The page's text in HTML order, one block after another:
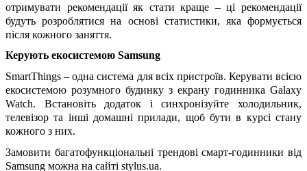
отримувати рекомендації як стати краще – ці рекомендації
будуть розроблятися на основі статистики, яка формується
після кожного заняття.
Керують екосистемою Samsung
SmartThings – одна система для всіх пристроїв. Керувати всією
екосистемою розумного будинку з екрану годинника Galaxy
Watch. Встановіть додаток і синхронізуйте холодильник,
телевізор та інші домашні прилади, щоб бути в курсі стану
кожного з них.
Замовити багатофункціональні трендові смарт-годинники від
Samsung можна на сайті stylus.ua.